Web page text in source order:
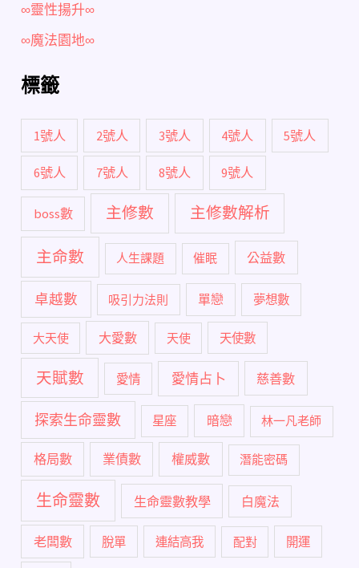
∞靈性揚升∞
∞魔法園地∞
標籤
1號人 2號人 3號人 4號人 5號人
6號人 7號人 8號人 9號人
boss數 主修數 主修數解析
主命數 人生課題 催眠 公益數
卓越數 吸引力法則 單戀 夢想數
大天使 大愛數 天使 天使數
天賦數 愛情 愛情占卜 慈善數
探索生命靈數 星座 暗戀 林一凡老師
格局數 業債數 權威數 潛能密碼
生命靈數 生命靈數教學 白魔法
老闆數 脫單 連結高我 配對 開運